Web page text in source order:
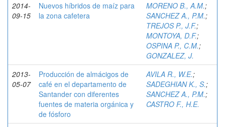
2014-
09-15
Nuevos híbridos de maíz para
la zona cafetera
MORENO B., A.M.;
SANCHEZ A., P.M.;
TREJOS P., J.F.;
MONTOYA, D.F.;
OSPINA P., C.M.;
GONZALEZ, J.
2013-
05-07
Producción de almácigos de
café en el departamento de
Santander con diferentes
fuentes de materia orgánica y
de fósforo
AVILA R., W.E.;
SADEGHIAN K., S.;
SANCHEZ A., P.M.;
CASTRO F., H.E.